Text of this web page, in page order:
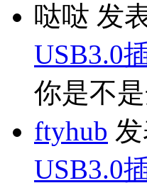
哒哒 发
USB3.0
你是不
ftyhub
USB3.0